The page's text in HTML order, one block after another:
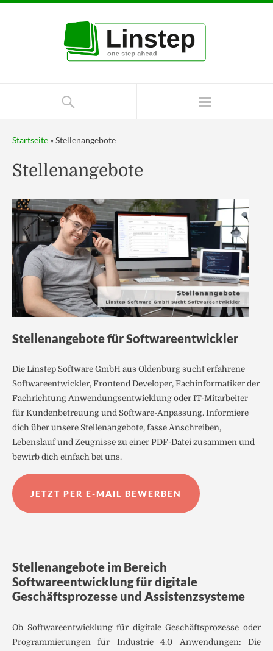
Startseite »Stellenangebote
Stellenangebote
Stellenangebote für Softwareentwickler
Die Linstep Software GmbH aus Oldenburg sucht erfahrene
Softwareentwickler, Frontend Developer, Fachinformatiker der
Fachrichtung Anwendungsentwicklung oder IT-Mitarbeiter
für Kundenbetreuung und Software-Anpassung. Informiere
dich über unsere Stellenangebote, fasse Anschreiben,
Lebenslauf und Zeugnisse zu einer PDF-Datei zusammen und
bewirb dich einfach bei uns.
JETZT PER E-MAIL BEWERBEN
Stellenangebote im Bereich
Softwareentwicklung für digitale
Geschäftsprozesse und Assistenzsysteme
Ob Softwareentwicklung für digitale Geschäftsprozesse oder
Programmierungen für Industrie 4.0 Anwendungen: Die